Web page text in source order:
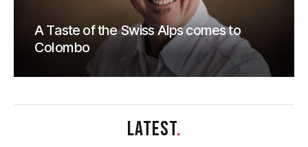
A Taste of the Swiss Alps comes to
Colombo
LATEST.